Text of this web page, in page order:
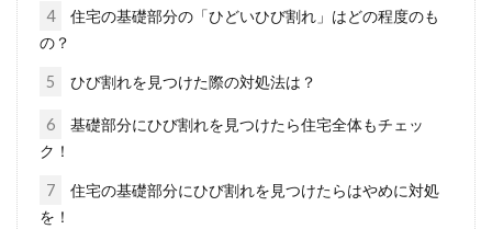
とは可能？違約金の発生は
アパートの賃貸借契約では、契約期間を2年と
都合で契...
4
住宅の基礎部分の「ひどいひび割れ」はどの程度のも
の？
5 ひび割れを見つけた際の対処法は？
6
基礎部分にひび割れを見つけたら住宅全体もチェッ
ク！
7
住宅の基礎部分にひび割れを見つけたらはやめに対処
を！